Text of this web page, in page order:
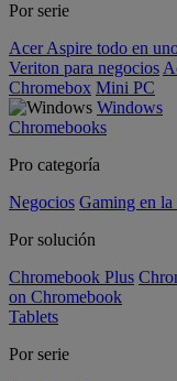
Por serie
Acer Aspire todo en
Veriton para negocios
Chromebox Mini PC
Windows
Chromebooks
Pro categoría
Negocios Gaming en la
Por solución
Chromebook Plus
on Chromebook
Tablets
Por serie